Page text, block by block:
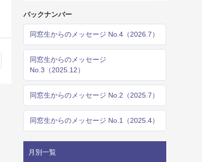
バックナンバー
同窓生からのメッセージ No.4（2026.7）
同窓生からのメッセージ
No.3（2025.12）
同窓生からのメッセージ No.2（2025.7）
同窓生からのメッセージ No.1（2025.4）
月別一覧